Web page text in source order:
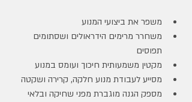
משפר את ביצועי המנוע
משחרר מרימים הידראולים ושסתומים
תפוסים
מקטין משמעותית חיכוך ועומס במנוע
מסייע לעבודת מנוע חלקה, קרירה ושקטה
מספק הגנה מוגברת מפני שחיקה ובלאי